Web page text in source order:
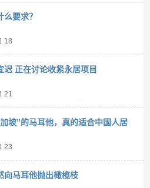
要求？
18
迟 正在讨论收紧永居项目
21
坡”的马耳他，真的适合中国人居
23
向马耳他抛出橄榄枝